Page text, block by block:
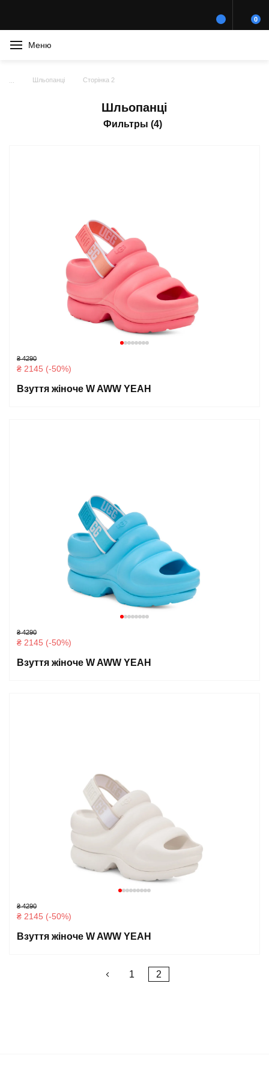
0
Меню
Шльопанці Сторінка 2
Шльопанці
Фильтры (4)
₴ 4290
₴ 2145 (-50%)
Взуття жіноче W AWW YEAH
₴ 4290
₴ 2145 (-50%)
Взуття жіноче W AWW YEAH
₴ 4290
₴ 2145 (-50%)
Взуття жіноче W AWW YEAH
Posts
1 2